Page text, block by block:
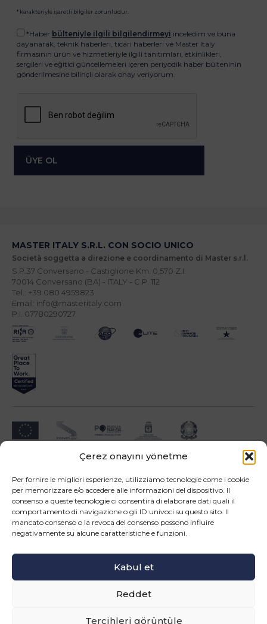
Çerez onayını yönetme
Per fornire le migliori esperienze, utilizziamo tecnologie come i cookie
per memorizzare e/o accedere alle informazioni del dispositivo. Il
consenso a queste tecnologie ci consentirà di elaborare dati quali il
comportamento di navigazione o gli ID univoci su questo sito. Il
mancato consenso o la revoca del consenso possono influire
negativamente su alcune caratteristiche e funzioni.
Kabul et
Reddet
Tercihleri görüntüle
* karakteriyle işaretli bilgiler zorunludur.
*Haber bülteniyle ilgili bilgilendirmeyi inceledim ve buna
dayanarak, teknik haberleri, ticari haberleri ve Master Italy
firmasının ürün ve hizmetleriyle ilgili tanıtımları, etkinlikleri,
sergileri ve eğitici güncellemeleri içeren periyodik haber bülteninin
gönderilmesine bilinçli olarak onay veriyorum.
MASTER ITALY S.R.L. CON SOCIO UNICO
Società soggetta a direzione e coordinamento di Master s.r.l.
S.P.37 Conversano - Castiglione Km. 0,570 Z.I.
70014 Conversano (BA) - ITALY - C.P. 112
Tel.: +39 080 4959823
Email: info@masteritaly.com
P.I. 07780290727
Impresa beneficiari ai sensi dell'Avviso INNOPROCESS - interventi di supporto a
Operazione confinanziata dall'Unione Europea - POR Puglia 2014-2020 - Fondo FESR -
Bizi takip edin